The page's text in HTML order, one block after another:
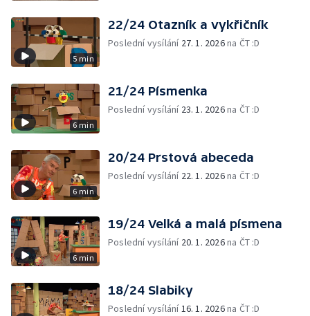
5 min
22/24 Otazník a vykřičník
Poslední vysílání 27. 1. 2026na ČT :D
6 min
21/24 Písmenka
Poslední vysílání 23. 1. 2026na ČT :D
6 min
20/24 Prstová abeceda
Poslední vysílání 22. 1. 2026na ČT :D
6 min
19/24 Velká a malá písmena
Poslední vysílání 20. 1. 2026na ČT :D
18/24 Slabiky
Poslední vysílání16. 1. 2026na ČT :D